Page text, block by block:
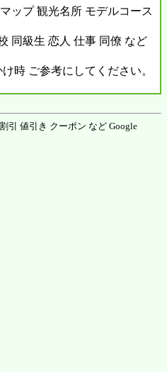
ップ 観光名所 モデルコース
同級生 恋人 仕事 同僚 など
時 ご参考にしてください。
引 値引き クーポン など Google